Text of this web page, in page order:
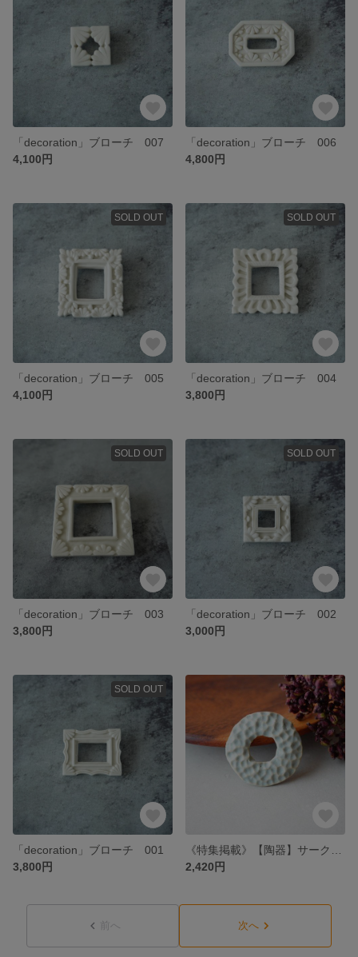
「decoration」ブローチ 007
4,100円
「decoration」ブローチ 006
4,800円
SOLD OUT
「decoration」ブローチ 005
4,100円
SOLD OUT
「decoration」ブローチ 004
3,800円
SOLD OUT
「decoration」ブローチ 003
3,800円
SOLD OUT
「decoration」ブローチ 002
3,000円
SOLD OUT
「decoration」ブローチ 001
3,800円
2,420円
前へ 次へ